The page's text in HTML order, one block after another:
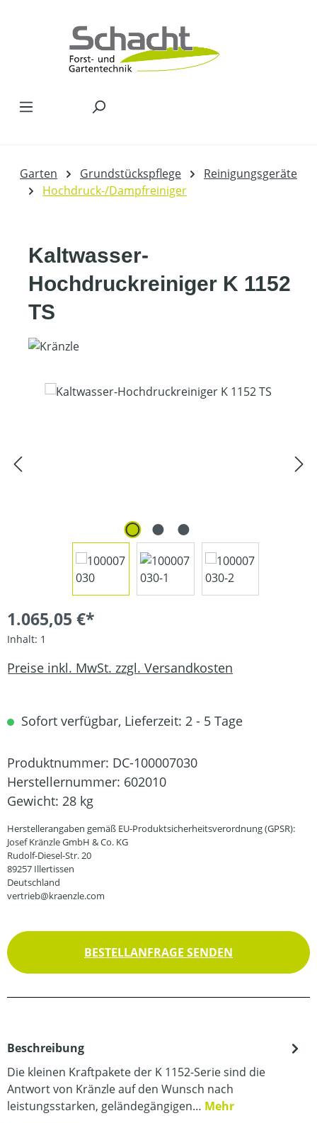
Garten Grundstückspflege
Reinigungsgeräte
Hochdruck-/Dampfreiniger
Kaltwasser-
Hochdruckreiniger K 1152
TS
Bildergalerie überspringen
1.065,05 €*
Inhalt: 1
Preise inkl. MwSt. zzgl. Versandkosten
Sofort verfügbar, Lieferzeit: 2 - 5 Tage
Produktnummer: DC-100007030
Herstellernummer: 602010
Gewicht: 28 kg
Herstellerangaben gemäß EU-Produktsicherheitsverordnung (GPSR):
Josef Kränzle GmbH & Co. KG
Rudolf-Diesel-Str. 20
89257 Illertissen
Deutschland
vertrieb@kraenzle.com
BESTELLANFRAGE SENDEN
Beschreibung
Die kleinen Kraftpakete der K 1152-Serie sind die
Antwort von Kränzle auf den Wunsch nach
leistungsstarken, geländegängigen… Mehr